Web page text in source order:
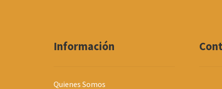
Información
Quienes Somos